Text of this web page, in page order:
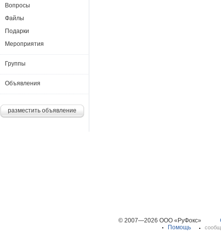
Вопросы
Файлы
Подарки
Мероприятия
Группы
Объявления
разместить объявление
© 2007—2026 ООО «РуФокс»
Помощь